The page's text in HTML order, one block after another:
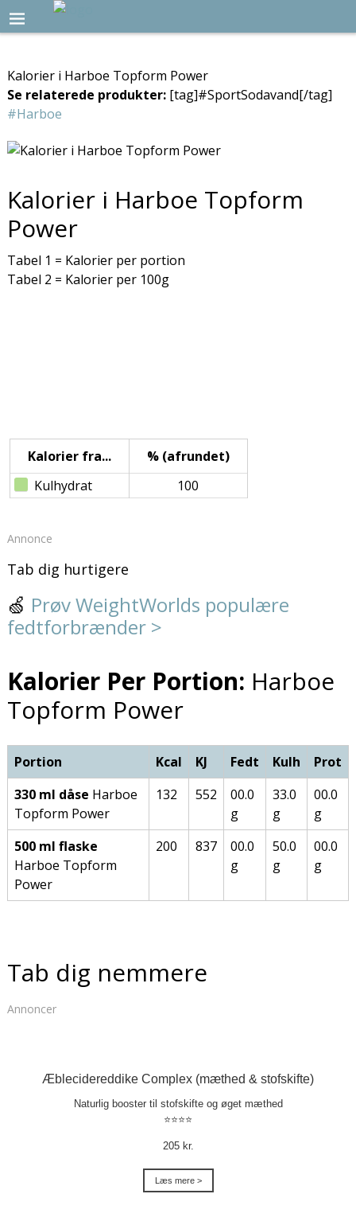
Kalorier i Harboe Topform Power
Se relaterede produkter:[tag]#SportSodavand[/tag]
#Harboe
Kalorier i Harboe Topform
Power
Tabel 1 = Kalorier per portion
Tabel 2 = Kalorier per 100g
Kalorier fra...
% (afrundet)
Kulhydrat
100
Annonce
Tab dig hurtigere
🍏 Prøv WeightWorlds populære
fedtforbrænder >
Kalorier Per Portion: Harboe
Topform Power
Portion Kcal KJ Fedt Kulh
Prot
330 ml dåse Harboe
Topform Power
132 552
00.0
g
33.0
g
00.0
g
500 ml flaske
Harboe Topform
Power
200 837
00.0
g
50.0
g
00.0
g
Tab dig nemmere
Annoncer
Æblecidereddike Complex (mæthed & stofskifte)
Naturlig booster til stofskifte og øget mæthed
⭐⭐⭐⭐
205 kr.
Læs mere >